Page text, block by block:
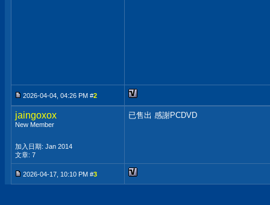
2026-04-04, 04:26 PM #2
jaingoxox
New Member
加入日期: Jan 2014
文章: 7
已售出 感謝PCDVD
2026-04-17, 10:10 PM #3